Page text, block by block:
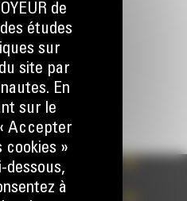
nous
DEMANDE
de
études
sur
site par
En
sur le
Accepter
cookies »
dessous,
à